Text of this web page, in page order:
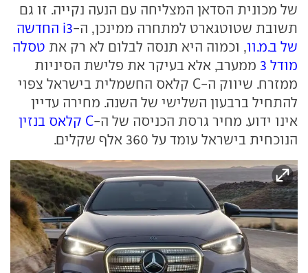
של מכונית הסדאן המצליחה עם הנעה נקייה. זו גם
תשובת שטוטגארט למתחרה ממינכן, ה-
i3 החדשה
של ב.מ.וו, וכמוה היא תנסה לבלום לא רק את טסלה
מודל 3
ממערב, אלא בעיקר את פלישת הסיניות
ממזרח. שיווק ה-C קלאס החשמלית בישראל צפוי
להתחיל ברבעון השלישי של השנה. מחירה עדיין
אינו ידוע. מחיר גרסת הכניסה של ה-C קלאס בנזין
הנוכחית בישראל עומד על 360 אלף שקלים.